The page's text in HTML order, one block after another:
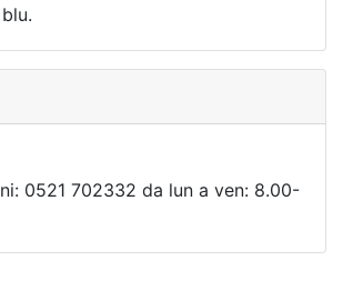
0521 702332 da lun a ven: 8.00-